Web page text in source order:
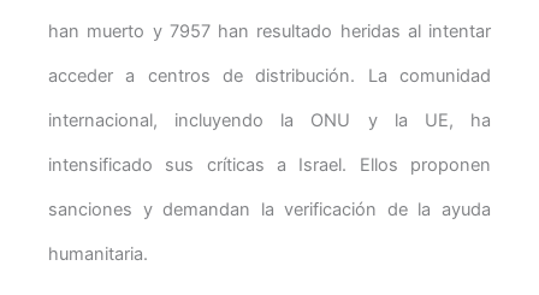
han muerto y 7957 han resultado heridas al intentar
acceder a centros de distribución. La comunidad
internacional, incluyendo la ONU y la UE, ha
intensificado sus críticas a Israel. Ellos proponen
sanciones y demandan la verificación de la ayuda
humanitaria.